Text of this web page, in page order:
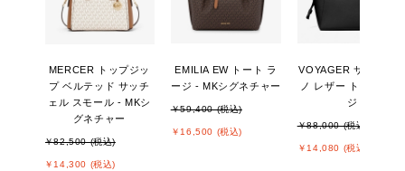
MERCER トップジッ
プ ベルテッド サッチ
ェル スモール - MKシ
グネチャー
￥82,500 (税込)
￥14,300 (税込)
EMILIA EW トート ラ
ージ - MKシグネチャー
￥59,400 (税込)
￥16,500 (税込)
VOYAGER サフィア
ノ レザー トート ラー
ジ
￥88,000 (税込)
￥14,080 (税込)